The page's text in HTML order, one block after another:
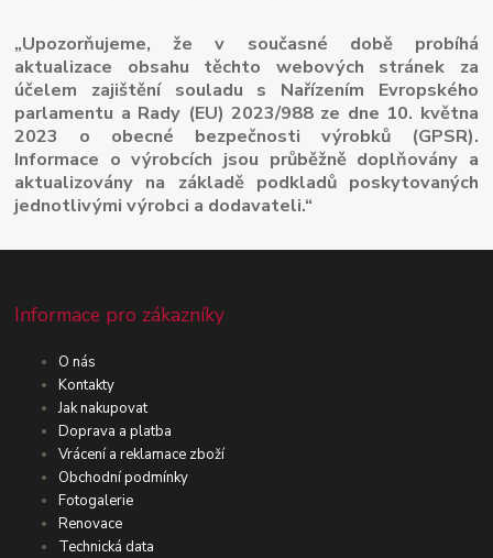
„Upozorňujeme, že v současné době probíhá
aktualizace obsahu těchto webových stránek za
účelem zajištění souladu s Nařízením Evropského
parlamentu a Rady (EU) 2023/988 ze dne 10. května
2023 o obecné bezpečnosti výrobků (GPSR).
Informace o výrobcích jsou průběžně doplňovány a
aktualizovány na základě podkladů poskytovaných
jednotlivými výrobci a dodavateli.“
Informace pro zákazníky
O nás
Kontakty
Jak nakupovat
Doprava a platba
Vrácení a reklamace zboží
Obchodní podmínky
Fotogalerie
Renovace
Technická data